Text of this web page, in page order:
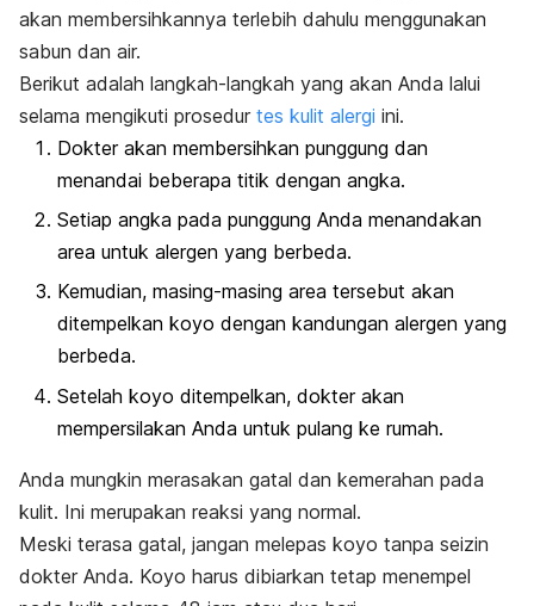
akan membersihkannya terlebih dahulu menggunakan
sabun dan air.
Berikut adalah langkah-langkah yang akan Anda lalui
selama mengikuti prosedur tes kulit alergi ini.
Dokter akan membersihkan punggung dan
menandai beberapa titik dengan angka.
Setiap angka pada punggung Anda menandakan
area untuk alergen yang berbeda.
Kemudian, masing-masing area tersebut akan
ditempelkan koyo dengan kandungan alergen yang
berbeda.
Setelah koyo ditempelkan, dokter akan
mempersilakan Anda untuk pulang ke rumah.
Anda mungkin merasakan gatal dan kemerahan pada
kulit. Ini merupakan reaksi yang normal.
Meski terasa gatal, jangan melepas koyo tanpa seizin
dokter Anda. Koyo harus dibiarkan tetap menempel